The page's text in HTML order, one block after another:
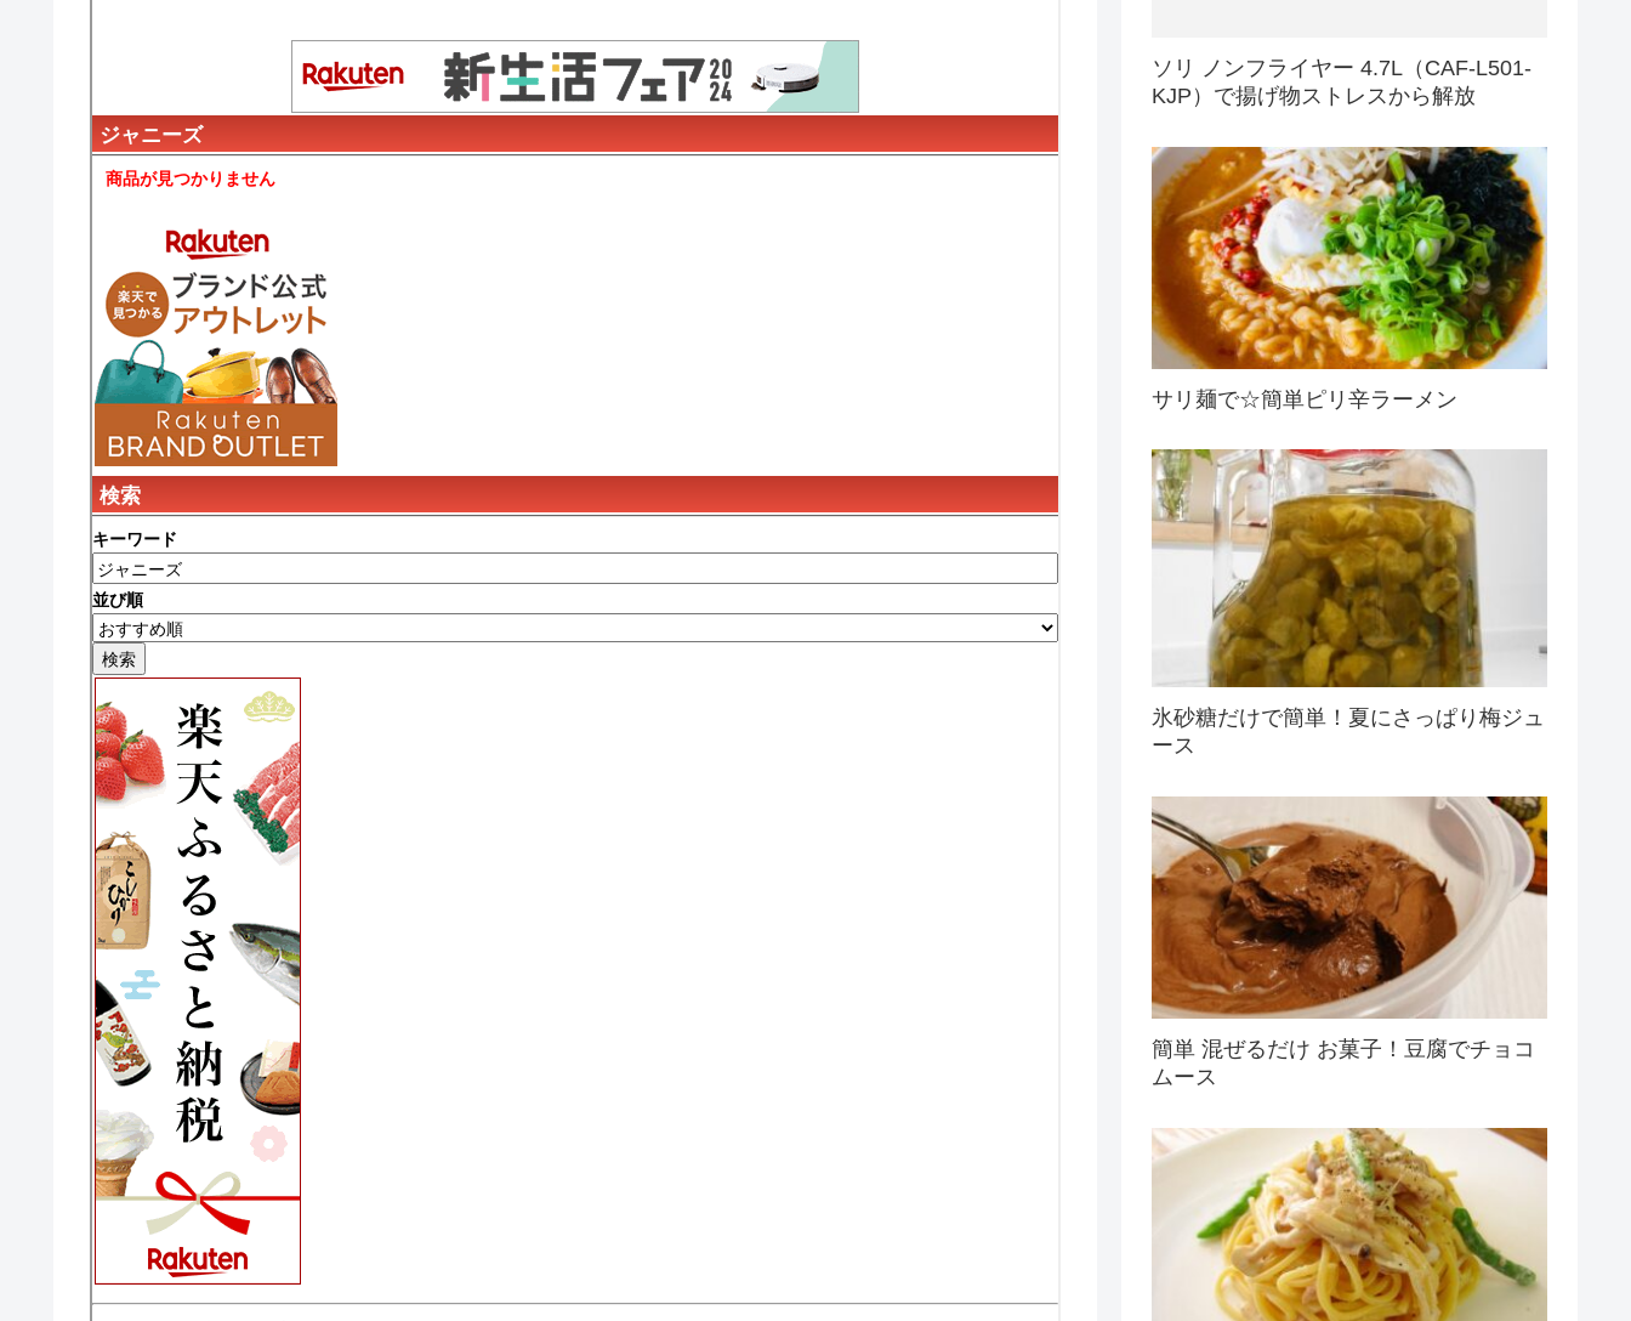
ソリ ノンフライヤー 4.7L（CAF-L501-
KJP）で揚げ物ストレスから解放
サリ麺で☆簡単ピリ辛ラーメン
氷砂糖だけで簡単！夏にさっぱり梅ジュ
ース
簡単 混ぜるだけ お菓子！豆腐でチョコ
ムース